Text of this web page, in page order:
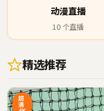
动漫直播
10 个直播
精选推荐
超
清